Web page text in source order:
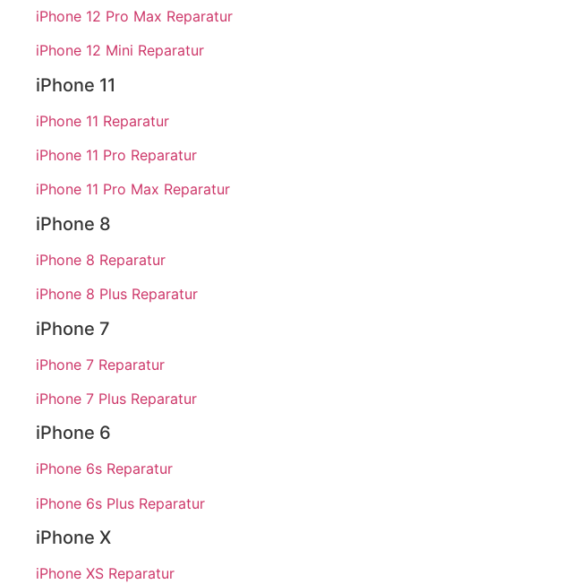
iPhone 12 Pro Max Reparatur
iPhone 12 Mini Reparatur
iPhone 11
iPhone 11 Reparatur
iPhone 11 Pro Reparatur
iPhone 11 Pro Max Reparatur
iPhone 8
iPhone 8 Reparatur
iPhone 8 Plus Reparatur
iPhone 7
iPhone 7 Reparatur
iPhone 7 Plus Reparatur
iPhone 6
iPhone 6s Reparatur
iPhone 6s Plus Reparatur
iPhone X
iPhone XS Reparatur